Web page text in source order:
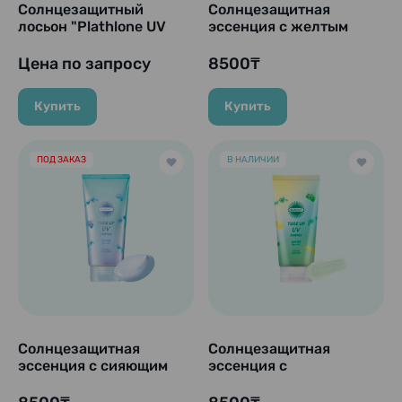
Солнцезащитный
лосьон "Plathlone UV
30 мл.
Цена по запросу
Купить
Солнцезащитная
эссенция с желтым
Tone Up UV Essence
PA++++, 80 г
8500₸
Купить
ПОД ЗАКАЗ
Солнцезащитная
эссенция с сияющим
В НАЛИЧИИ
Солнцезащитная
эссенция с